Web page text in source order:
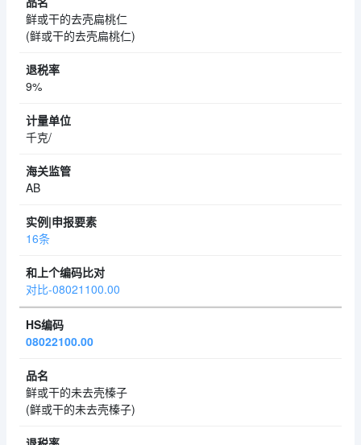
鲜或干的去壳扁桃仁
(鲜或干的去壳扁桃仁)
9%
千克/
AB
16条
对比-08021100.00
08022100.00
鲜或干的未去壳榛子
(鲜或干的未去壳榛子)